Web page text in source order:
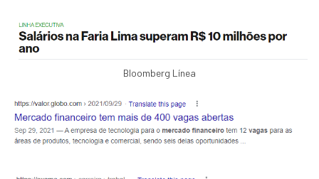
Bloomberg Línea